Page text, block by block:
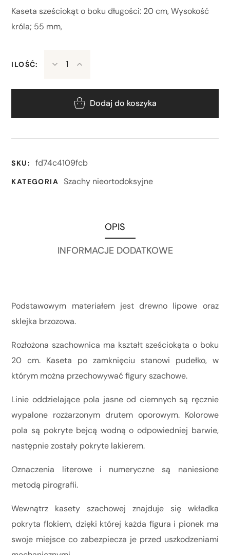
Kaseta sześciokąt o boku długości: 20 cm, Wysokość
króla; 55 mm,
ILOŚĆ:
Dodaj do koszyka
SKU: fd74c4109fcb
KATEGORIA Szachy nieortodoksyjne
OPIS
INFORMACJE DODATKOWE
Podstawowym materiałem jest drewno lipowe oraz
sklejka brzozowa.
Rozłożona szachownica ma kształt sześciokąta o boku
20 cm. Kaseta po zamknięciu stanowi pudełko, w
którym można przechowywać figury szachowe.
Linie oddzielające pola jasne od ciemnych są ręcznie
wypalone rozżarzonym drutem oporowym. Kolorowe
pola są pokryte bejcą wodną o odpowiedniej barwie,
następnie zostały pokryte lakierem.
Oznaczenia literowe i numeryczne są naniesione
metodą pirografii.
Wewnątrz kasety szachowej znajduje się wkładka
pokryta flokiem, dzięki której każda figura i pionek ma
swoje miejsce co zabezpiecza je przed uszkodzeniami